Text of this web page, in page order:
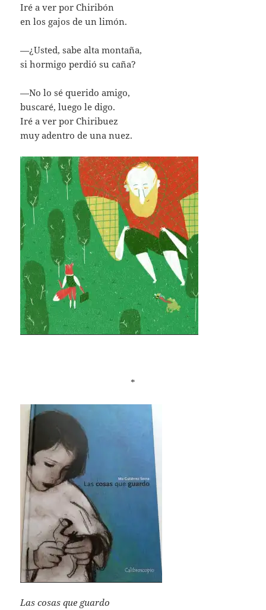
Iré a ver por Chiribón
en los gajos de un limón.
—¿Usted, sabe alta montaña,
si hormigo perdió su caña?
—No lo sé querido amigo,
buscaré, luego le digo.
Iré a ver por Chiribuez
muy adentro de una nuez.
*
Las cosas que guardo